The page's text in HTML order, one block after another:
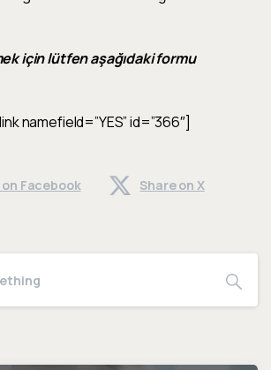
için lütfen aşağıdaki formu
namefield=”YES” id=”366″]
Facebook Share on X